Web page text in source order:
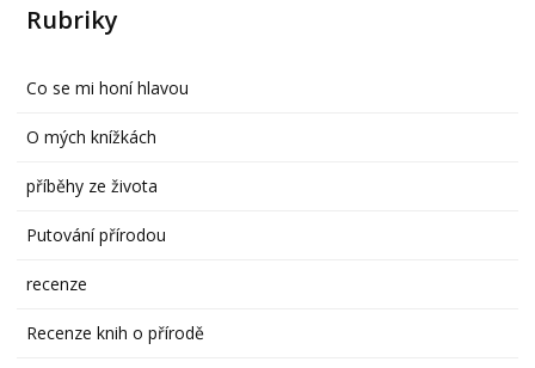
Rubriky
Co se mi honí hlavou
O mých knížkách
příběhy ze života
Putování přírodou
recenze
Recenze knih o přírodě